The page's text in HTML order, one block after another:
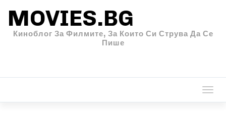
MOVIES.BG
Киноблог За Филмите, За Които Си Струва Да Се
Пише